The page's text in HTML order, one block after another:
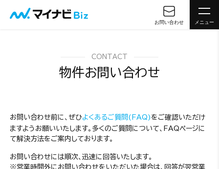
お問い合わせ メニュー
CONTACT
物件お問い合わせ
お問い合わせ前に、ぜひよくあるご質問(FAQ) をご確認いただけ
ますようお願いいたします。多くのご質問について、FAQページに
て解決方法をご案内しております。
お問い合わせには順次、迅速に回答いたします。
※営業時間外にお問い合わせをいただいた場合は、回答が翌営業